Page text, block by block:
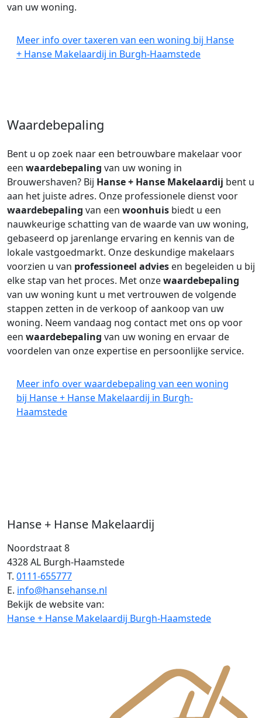
Hanse + Hanse Makelaardij
Noordstraat 8
4328 AL Burgh-Haamstede
T. 0111-655777
E. info@hansehanse.nl
Bekijk de website van:
Hanse + Hanse Makelaardij Burgh-Haamstede
van uw woning.
Meer info over taxeren van een woning bij Hanse
+ Hanse Makelaardij in Burgh-Haamstede
Waardebepaling
Bent u op zoek naar een betrouwbare makelaar voor
een waardebepaling van uw woning in
Brouwershaven? Bij Hanse + Hanse Makelaardij bent u
aan het juiste adres. Onze professionele dienst voor
waardebepaling van een woonhuis biedt u een
nauwkeurige schatting van de waarde van uw woning,
gebaseerd op jarenlange ervaring en kennis van de
lokale vastgoedmarkt. Onze deskundige makelaars
voorzien u van professioneel advies en begeleiden u bij
elke stap van het proces. Met onzewaardebepaling
van uw woning kunt u met vertrouwen de volgende
stappen zetten in de verkoop of aankoop van uw
woning. Neem vandaag nog contact met ons op voor
een waardebepaling van uw woning en ervaar de
voordelen van onze expertise en persoonlijke service.
Meer info over waardebepaling van een woning
bij Hanse + Hanse Makelaardij in Burgh-
Haamstede